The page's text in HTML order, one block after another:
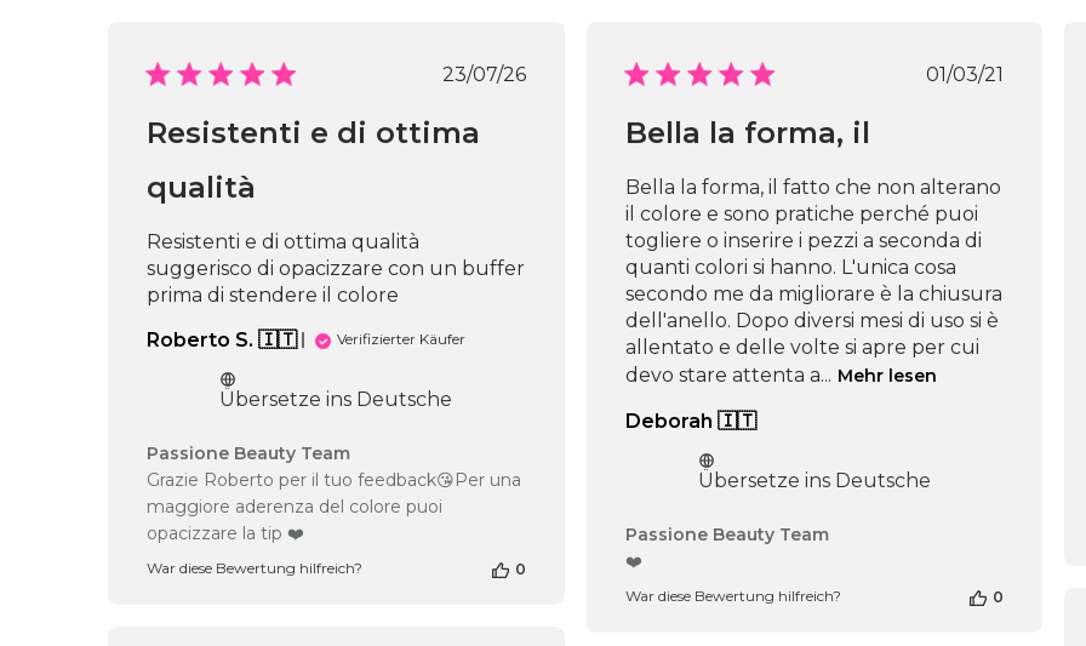
Veröffentlichungsdatum
23/07/26
Resistenti e di ottima
qualità
Resistenti e di ottima qualità
suggerisco di opacizzare con un buffer
prima di stendere il colore
Roberto S. 🇮🇹
Verifizierter Käufer
Übersetze ins Deutsche
Kommentare
des
Shop-
Inhabers
Bewertung
Passione Beauty Team
Grazie Roberto per il tuo feedback😘Per una
maggiore aderenza del colore puoi
opacizzare la tip ❤️
War diese Bewertung hilfreich? 0
01/03/21
Bella la forma, il
Bella la forma, il fatto che non alterano
il colore e sono pratiche perché puoi
togliere o inserire i pezzi a seconda di
quanti colori si hanno. L'unica cosa
secondo me da migliorare è la chiusura
dell'anello. Dopo diversi mesi di uso si è
allentato e delle volte si apre per cui
devo stare attenta a... Mehr lesen
Deborah 🇮🇹
Übersetze ins Deutsche
Kommentare
Inhabers
Passione Beauty Team
❤️
War diese Bewertung hilfreich? 0